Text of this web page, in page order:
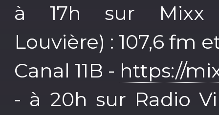
à 17h sur Mixx
Louvière) : 107,6 fm
Canal 11B - https://
- à 20h sur Radio